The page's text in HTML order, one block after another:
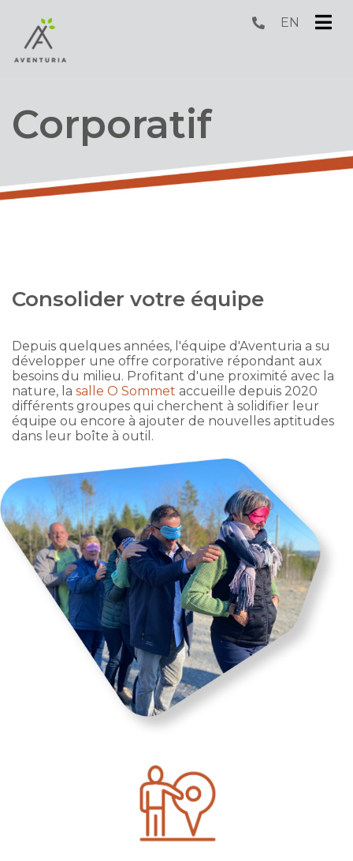
(Corporatif )
EN
Corporatif
Consolider votre équipe
Depuis quelques années, l'équipe d'Aventuria a su
développer une offre corporative répondant aux
besoins du milieu. Profitant d'une proximité avec la
nature, la salle O Sommet accueille depuis 2020
différents groupes qui cherchent à solidifier leur
équipe ou encore à ajouter de nouvelles aptitudes
dans leur boîte à outil.